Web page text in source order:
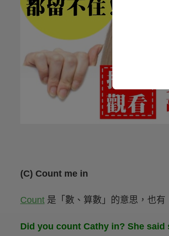
(C) Count me in
Count 是「數、算數」的意思，也有
Did you count Cathy in? She